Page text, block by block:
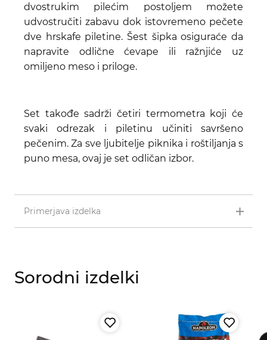
dvostrukim pilećim postoljem možete
udvostručiti zabavu dok istovremeno pečete
dve hrskafe piletine. Šest šipka osiguraće da
napravite odlične ćevape ili ražnjiće uz
omiljeno meso i priloge.
Set takođe sadrži četiri termometra koji će
svaki odrezak i piletinu učiniti savršeno
pečenim. Za sve ljubitelje piknika i roštiljanja s
puno mesa, ovaj je set odličan izbor.
Primerjava izdelka
Sorodni izdelki